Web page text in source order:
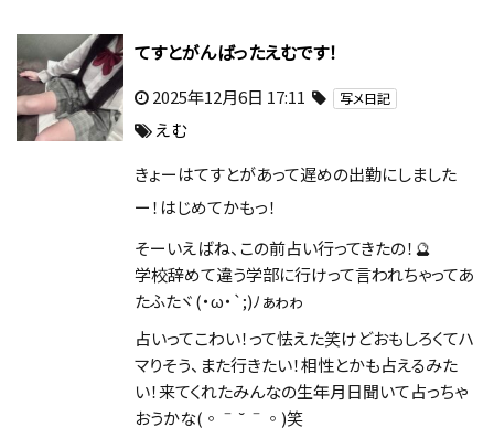
てすとがんばったえむです！
2025年12月6日 17:11 写メ日記
えむ
きょーはてすとがあって遅めの出勤にしました
ー！はじめてかもっ！
そーいえばね、この前占い行ってきたの！🔮
学校辞めて違う学部に行けって言われちゃってあ
たふたヾ(・ω・`;)ﾉぁゎゎ
占いってこわい！って怯えた笑けどおもしろくてハ
マりそう、また行きたい！相性とかも占えるみた
い！来てくれたみんなの生年月日聞いて占っちゃ
おうかな(◦ˉ ˘ ˉ◦)笑